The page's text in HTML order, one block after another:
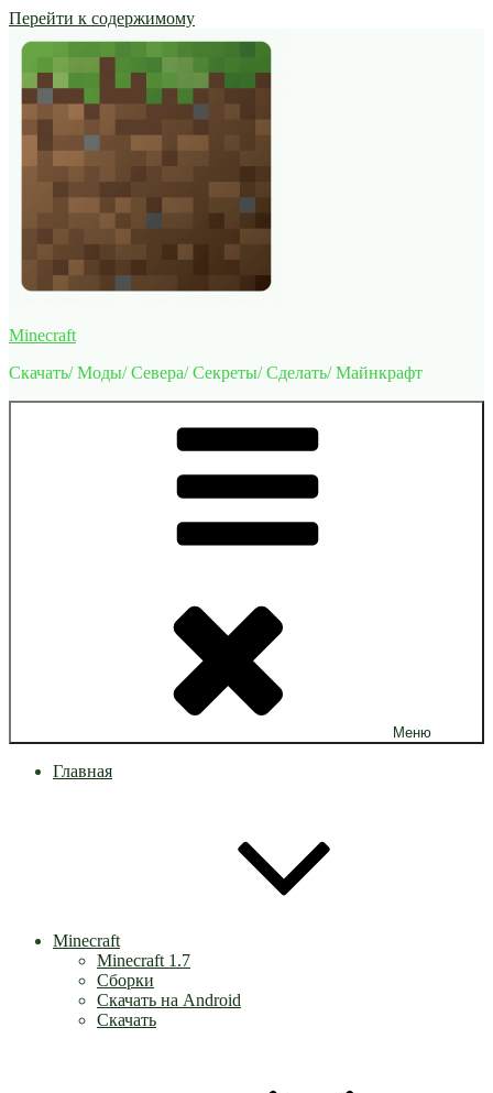
Перейти к содержимому
Minecraft
Скачать/ Моды/ Севера/ Секреты/ Сделать/ Майнкрафт
Меню
Главная
Minecraft
Minecraft 1.7
Сборки
Скачать на Android
Скачать